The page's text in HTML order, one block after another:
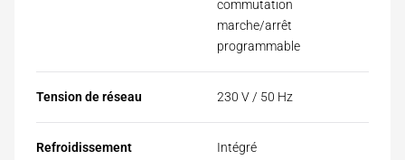
commutation
marche/arrêt
programmable
Tension de réseau 230 V / 50 Hz
Refroidissement Intégré